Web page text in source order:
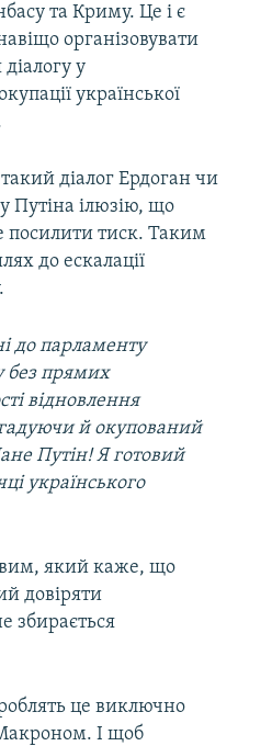
та Криму. Це і є
організовувати
у
української
такий діалог Ердоган чи
Путіна ілюзію, що
посилити тиск. Таким
до ескалації
до парламенту
без прямих
відновлення
й окупований
Путін! Я готовий
українського
який каже, що
довіряти
збирається
роблять це виключно
І щоб